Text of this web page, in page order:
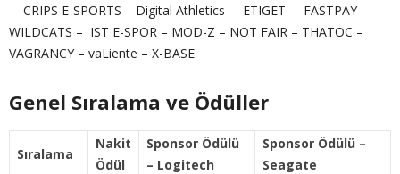
– CRIPS E-SPORTS – Digital Athletics – ETIGET – FASTPAY
WILDCATS – IST E-SPOR – MOD-Z – NOT FAIR – THATOC –
VAGRANCY – vaLiente – X-BASE
Genel Sıralama ve Ödüller
Sıralama
Nakit
Ödül
Sponsor Ödülü
– Logitech
Sponsor Ödülü –
Seagate